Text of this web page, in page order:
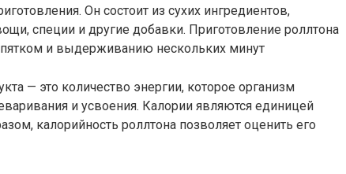
Он состоит из сухих ингредиентов,
специи и другие добавки. Приготовление роллтона
и выдерживанию нескольких минут
— это количество энергии, которое организм
и усвоения. Калории являются единицей
калорийность роллтона позволяет оценить его